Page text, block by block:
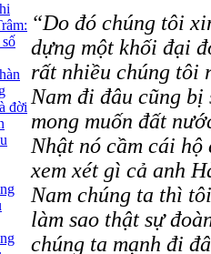
đời
“Do đó chúng tôi
dựng một khối đại
rất nhiều chúng tôi
Nam đi đâu cũng
mong muốn đất
Nhật nó cầm cái
xem xét gì cả anh
Nam chúng ta thì
làm sao thật sự
chúng ta mạnh đi